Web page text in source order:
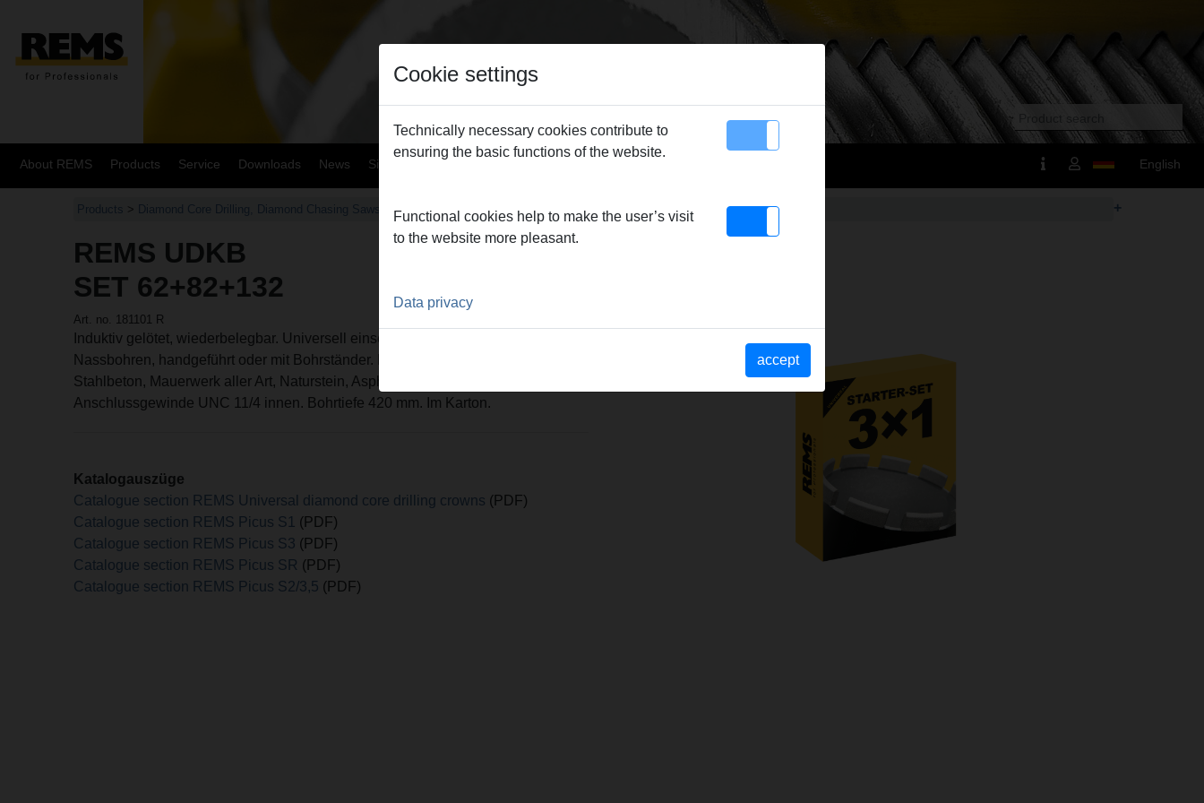
About REMS Products Service Downloads News Sitemap Contact English
Products > Diamond Core Drilling, Diamond Chasing Saws >REMS Universal diamond core drilling crowns > REMS UDKB +
REMS UDKB
SET 62+82+132
Art. no. 181101 R
Induktiv gelötet, wiederbelegbar. Universell einsetzbar zum Trocken- und
Nassbohren, handgeführt oder mit Bohrständer. Für viele Materialien, z. B. Beton,
Stahlbeton, Mauerwerk aller Art, Naturstein, Asphalt, Estrich aller Art.
Anschlussgewinde UNC 11/4 innen. Bohrtiefe 420 mm. Im Karton.
Katalogauszüge
Catalogue section REMS Universal diamond core drilling crowns (PDF)
Catalogue section REMS Picus S1 (PDF)
Catalogue section REMS Picus S3 (PDF)
Catalogue section REMS Picus SR (PDF)
Catalogue section REMS Picus S2/3,5 (PDF)
Cookie settings
Technically necessary cookies contribute to
ensuring the basic functions of the website.
Functional cookies help to make the user’s visit
to the website more pleasant.
Data privacy
accept